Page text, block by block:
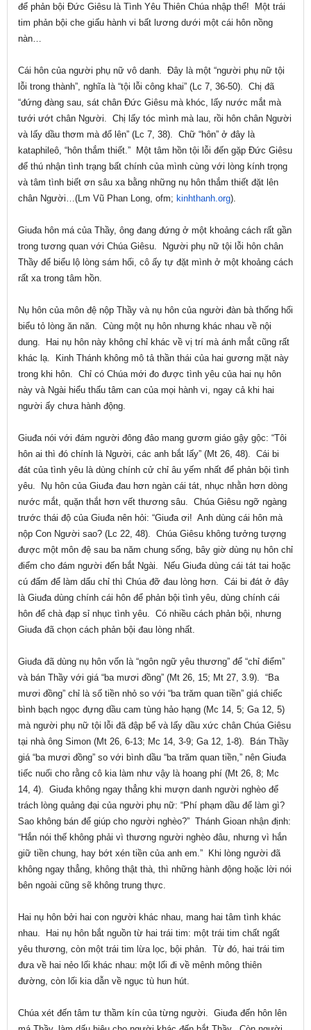
để phản bội Đức Giêsu là Tình Yêu Thiên Chúa nhập thể! Một trái
tim phản bội che giấu hành vi bất lương dưới một cái hôn nồng
nàn…
Cái hôn của người phụ nữ vô danh. Đây là một “người phụ nữ tội
lỗi trong thành”, nghĩa là “tội lỗi công khai” (Lc 7, 36-50). Chị đã
“đứng đàng sau, sát chân Đức Giêsu mà khóc, lấy nước mắt mà
tưới ướt chân Người. Chị lấy tóc mình mà lau, rồi hôn chân Người
và lấy dầu thơm mà đổ lên” (Lc 7, 38). Chữ “hôn” ở đây là
kataphileô, “hôn thắm thiết.” Một tâm hồn tội lỗi đến gặp Đức Giêsu
để thú nhận tình trạng bất chính của mình cùng với lòng kính trọng
và tâm tình biết ơn sâu xa bằng những nụ hôn thắm thiết đặt lên
chân Người…(Lm Vũ Phan Long, ofm; kinhthanh.org).
Giuđa hôn má của Thầy, ông đang đứng ở một khoảng cách rất gần
trong tương quan với Chúa Giêsu. Người phụ nữ tội lỗi hôn chân
Thầy để biểu lộ lòng sám hối, cô ấy tự đặt mình ở một khoảng cách
rất xa trong tâm hồn.
Nụ hôn của môn đệ nộp Thầy và nụ hôn của người đàn bà thống hối
biểu tỏ lòng ăn năn. Cùng một nụ hôn nhưng khác nhau về nội
dung. Hai nụ hôn này không chỉ khác về vị trí mà ánh mắt cũng rất
khác lạ. Kinh Thánh không mô tả thần thái của hai gương mặt này
trong khi hôn. Chỉ có Chúa mới đo được tình yêu của hai nụ hôn
này và Ngài hiểu thấu tâm can của mọi hành vi, ngay cả khi hai
người ấy chưa hành động.
Giuđa nói với đám người đông đảo mang gươm giáo gậy gộc: “Tôi
hôn ai thì đó chính là Người, các anh bắt lấy” (Mt 26, 48). Cái bi
đát của tình yêu là dùng chính cử chỉ âu yếm nhất để phản bội tình
yêu. Nụ hôn của Giuđa đau hơn ngàn cái tát, nhục nhằn hơn dòng
nước mắt, quặn thắt hơn vết thương sâu. Chúa Giêsu ngỡ ngàng
trước thái độ của Giuđa nên hỏi: “Giuđa ơi! Anh dùng cái hôn mà
nộp Con Người sao? (Lc 22, 48). Chúa Giêsu không tưởng tượng
được một môn đệ sau ba năm chung sống, bây giờ dùng nụ hôn chỉ
điểm cho đám người đến bắt Ngài. Nếu Giuđa dùng cái tát tai hoặc
cú đấm để làm dấu chỉ thì Chúa đỡ đau lòng hơn. Cái bi đát ở đây
là Giuđa dùng chính cái hôn để phản bội tình yêu, dùng chính cái
hôn để chà đạp sỉ nhục tình yêu. Có nhiều cách phản bội, nhưng
Giuđa đã chọn cách phản bội đau lòng nhất.
Giuđa đã dùng nụ hôn vốn là “ngôn ngữ yêu thương” để “chỉ điểm”
và bán Thầy với giá “ba mươi đồng” (Mt 26, 15; Mt 27, 3.9). “Ba
mươi đồng” chỉ là số tiền nhỏ so với “ba trăm quan tiền” giá chiếc
bình bạch ngọc đựng dầu cam tùng hảo hạng (Mc 14, 5; Ga 12, 5)
mà người phụ nữ tội lỗi đã đập bể và lấy dầu xức chân Chúa Giêsu
tại nhà ông Simon (Mt 26, 6-13; Mc 14, 3-9; Ga 12, 1-8). Bán Thầy
giá “ba mươi đồng” so với bình dầu “ba trăm quan tiền,” nên Giuđa
tiếc nuối cho rằng cô kia làm như vậy là hoang phí (Mt 26, 8; Mc
14, 4). Giuđa không ngay thẳng khi mượn danh người nghèo để
trách lòng quảng đại của người phụ nữ: “Phí phạm dầu để làm gì?
Sao không bán để giúp cho người nghèo?” Thánh Gioan nhận định:
“Hắn nói thế không phải vì thương người nghèo đâu, nhưng vì hắn
giữ tiền chung, hay bớt xén tiền của anh em.” Khi lòng người đã
không ngay thẳng, không thật thà, thì những hành động hoặc lời nói
bên ngoài cũng sẽ không trung thực.
Hai nụ hôn bởi hai con người khác nhau, mang hai tâm tình khác
nhau. Hai nụ hôn bắt nguồn từ hai trái tim: một trái tim chất ngất
yêu thương, còn một trái tim lừa lọc, bội phản. Từ đó, hai trái tim
đưa về hai nẻo lối khác nhau: một lối đi về mênh mông thiên
đường, còn lối kia dẫn về ngục tù hun hút.
Chúa xét đến tâm tư thầm kín của từng người. Giuđa đến hôn lên